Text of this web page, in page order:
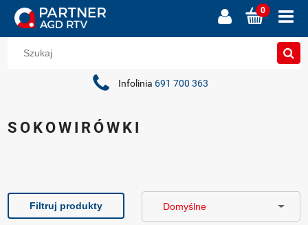
Infolinia 691 700 363
SOKOWIRÓWKI
Filtruj produkty